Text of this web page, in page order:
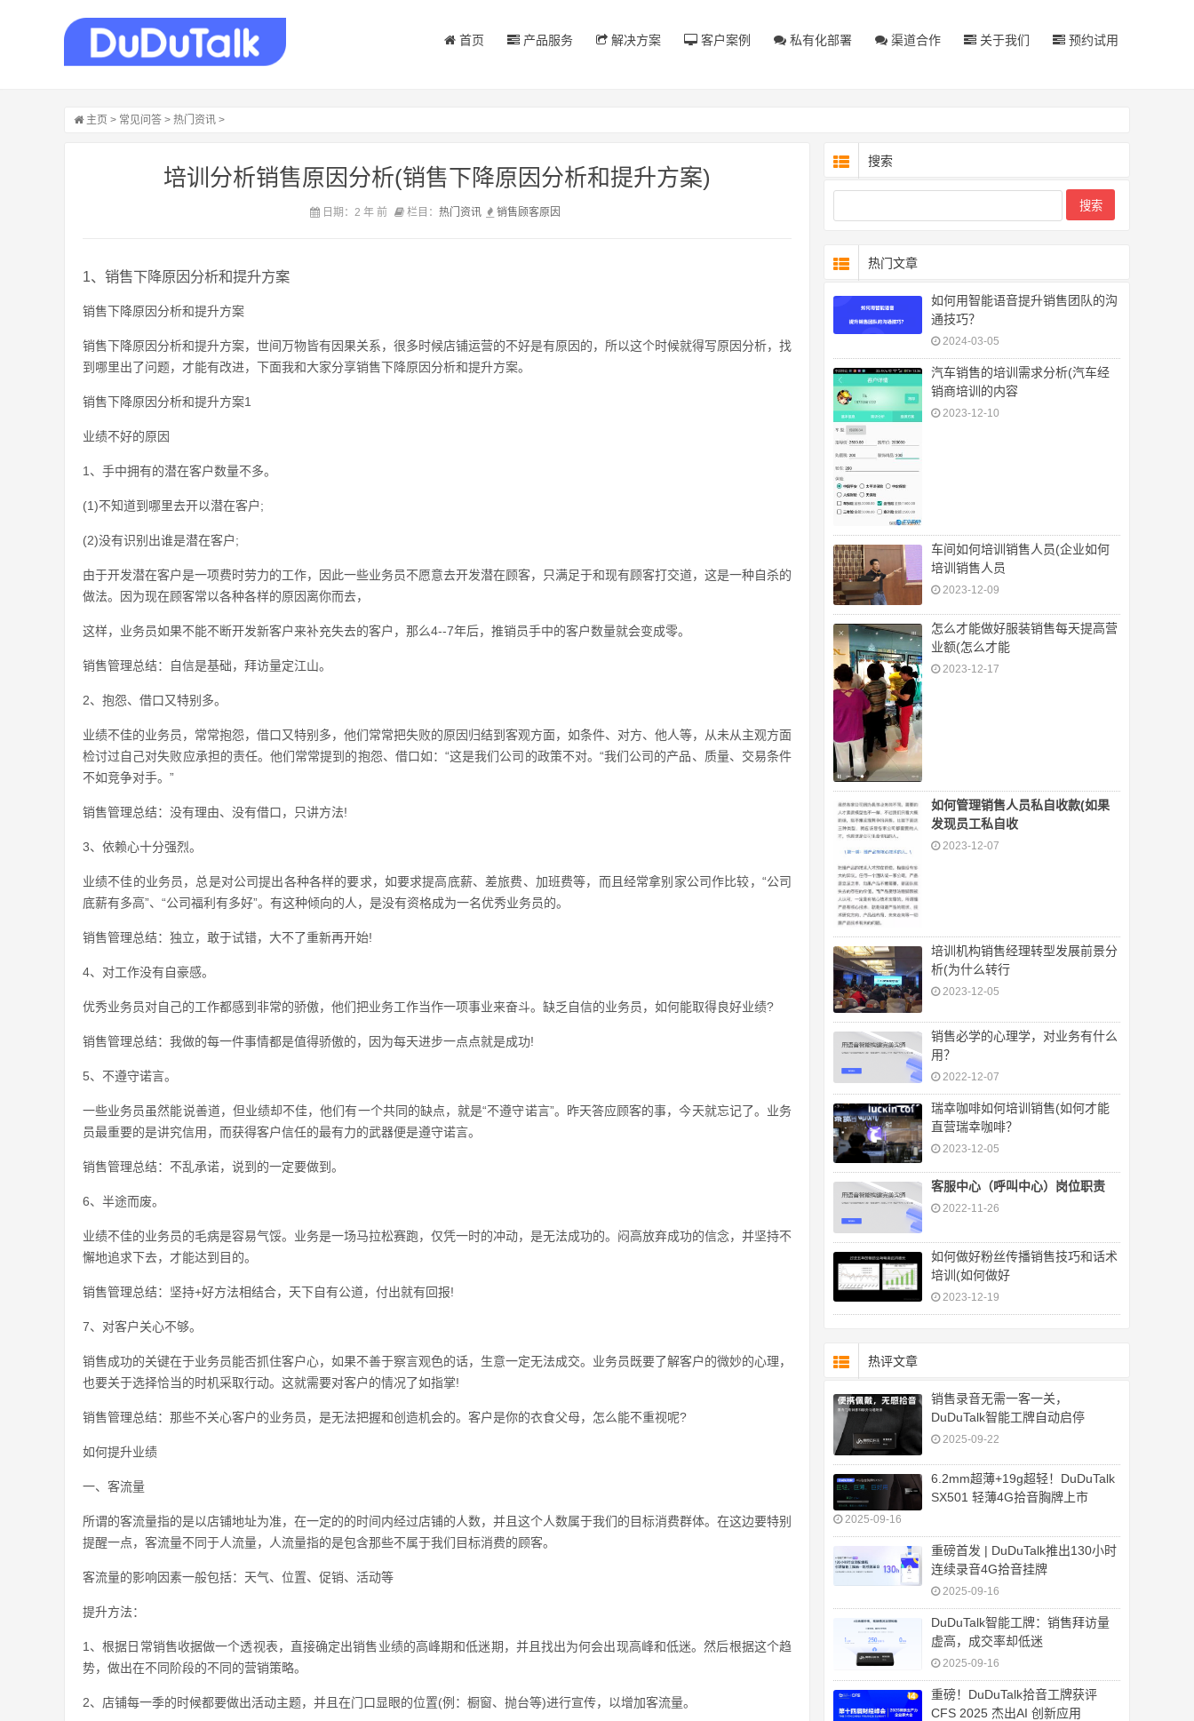
首页 产品服务 解决方案 客户案例 私有化部署 渠道合作 关于我们 预约试用
主页 > 常见问答 > 热门资讯 >
培训分析销售原因分析(销售下降原因分析和提升方案)
日期：2 年 前 栏目： 热门资讯 销售顾客原因
1、销售下降原因分析和提升方案
销售下降原因分析和提升方案
销售下降原因分析和提升方案，世间万物皆有因果关系，很多时候店铺运营的不好是有原因的，所以这个时候就得写原因分析，找
到哪里出了问题，才能有改进，下面我和大家分享销售下降原因分析和提升方案。
销售下降原因分析和提升方案1
业绩不好的原因
1、手中拥有的潜在客户数量不多。
(1)不知道到哪里去开以潜在客户;
(2)没有识别出谁是潜在客户;
由于开发潜在客户是一项费时劳力的工作，因此一些业务员不愿意去开发潜在顾客，只满足于和现有顾客打交道，这是一种自杀的
做法。因为现在顾客常以各种各样的原因离你而去，
这样，业务员如果不能不断开发新客户来补充失去的客户，那么4--7年后，推销员手中的客户数量就会变成零。
销售管理总结：自信是基础，拜访量定江山。
2、抱怨、借口又特别多。
业绩不佳的业务员，常常抱怨，借口又特别多，他们常常把失败的原因归结到客观方面，如条件、对方、他人等，从未从主观方面
检讨过自己对失败应承担的责任。他们常常提到的抱怨、借口如：“这是我们公司的政策不对。“我们公司的产品、质量、交易条件
不如竞争对手。”
销售管理总结：没有理由、没有借口，只讲方法!
3、依赖心十分强烈。
业绩不佳的业务员，总是对公司提出各种各样的要求，如要求提高底薪、差旅费、加班费等，而且经常拿别家公司作比较，“公司
底薪有多高”、“公司福利有多好”。有这种倾向的人，是没有资格成为一名优秀业务员的。
销售管理总结：独立，敢于试错，大不了重新再开始!
4、对工作没有自豪感。
优秀业务员对自己的工作都感到非常的骄傲，他们把业务工作当作一项事业来奋斗。缺乏自信的业务员，如何能取得良好业绩?
销售管理总结：我做的每一件事情都是值得骄傲的，因为每天进步一点点就是成功!
5、不遵守诺言。
一些业务员虽然能说善道，但业绩却不佳，他们有一个共同的缺点，就是“不遵守诺言”。昨天答应顾客的事，今天就忘记了。业务
员最重要的是讲究信用，而获得客户信任的最有力的武器便是遵守诺言。
销售管理总结：不乱承诺，说到的一定要做到。
6、半途而废。
业绩不佳的业务员的毛病是容易气馁。业务是一场马拉松赛跑，仅凭一时的冲动，是无法成功的。闷高放弃成功的信念，并坚持不
懈地追求下去，才能达到目的。
销售管理总结：坚持+好方法相结合，天下自有公道，付出就有回报!
7、对客户关心不够。
销售成功的关键在于业务员能否抓住客户心，如果不善于察言观色的话，生意一定无法成交。业务员既要了解客户的微妙的心理，
也要关于选择恰当的时机采取行动。这就需要对客户的情况了如指掌!
销售管理总结：那些不关心客户的业务员，是无法把握和创造机会的。客户是你的衣食父母，怎么能不重视呢?
如何提升业绩
一、客流量
所谓的客流量指的是以店铺地址为准，在一定的的时间内经过店铺的人数，并且这个人数属于我们的目标消费群体。在这边要特别
提醒一点，客流量不同于人流量，人流量指的是包含那些不属于我们目标消费的顾客。
客流量的影响因素一般包括：天气、位置、促销、活动等
提升方法：
1、根据日常销售收据做一个透视表，直接确定出销售业绩的高峰期和低迷期，并且找出为何会出现高峰和低迷。然后根据这个趋
势，做出在不同阶段的不同的营销策略。
2、店铺每一季的时候都要做出活动主题，并且在门口显眼的位置(例：橱窗、抛台等)进行宣传，以增加客流量。
搜索
热门文章
如何用智能语音提升销售团队的沟
通技巧？
2024-03-05
汽车销售的培训需求分析(汽车经
销商培训的内容
2023-12-10
车间如何培训销售人员(企业如何
培训销售人员
2023-12-09
怎么才能做好服装销售每天提高营
业额(怎么才能
2023-12-17
如何管理销售人员私自收款(如果
发现员工私自收
2023-12-07
培训机构销售经理转型发展前景分
析(为什么转行
2023-12-05
销售必学的心理学，对业务有什么
用？
2022-12-07
瑞幸咖啡如何培训销售(如何才能
直营瑞幸咖啡？
2023-12-05
客服中心（呼叫中心）岗位职责
2022-11-26
如何做好粉丝传播销售技巧和话术
培训(如何做好
2023-12-19
热评文章
销售录音无需一客一关，
DuDuTalk智能工牌自动启停
2025-09-22
6.2mm超薄+19g超轻！DuDuTalk
SX501 轻薄4G拾音胸牌上市
2025-09-16
重磅首发 | DuDuTalk推出130小时
连续录音4G拾音挂牌
2025-09-16
DuDuTalk智能工牌：销售拜访量
虚高，成交率却低迷
2025-09-16
重磅！DuDuTalk拾音工牌获评
CFS 2025 杰出AI 创新应用